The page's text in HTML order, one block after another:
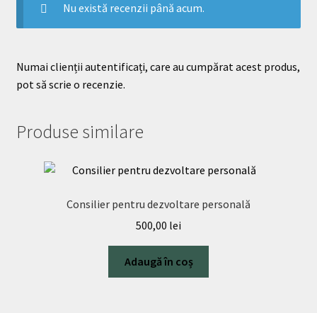
Nu există recenzii până acum.
Numai clienții autentificați, care au cumpărat acest produs,
pot să scrie o recenzie.
Produse similare
Consilier pentru dezvoltare personală
500,00 lei
Adaugă în coș